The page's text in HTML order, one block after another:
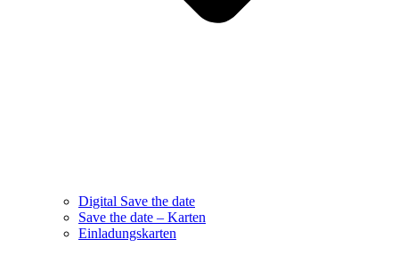
Digital Save the date
Save the date – Karten
Einladungskarten